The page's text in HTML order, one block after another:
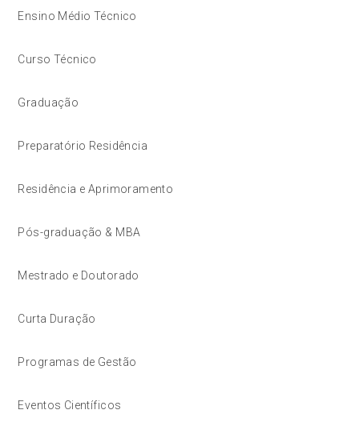
Ensino Médio Técnico
Curso Técnico
Graduação
Preparatório Residência
Residência e Aprimoramento
Pós-graduação & MBA
Mestrado e Doutorado
Curta Duração
Programas de Gestão
Eventos Científicos